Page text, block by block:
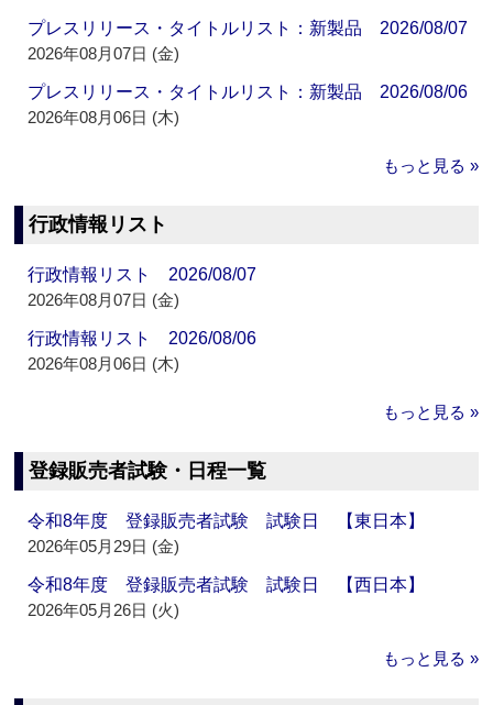
プレスリリース・タイトルリスト：新製品 2026/08/07
2026年08月07日 (金)
プレスリリース・タイトルリスト：新製品 2026/08/06
2026年08月06日 (木)
もっと見る »
行政情報リスト
行政情報リスト 2026/08/07
2026年08月07日 (金)
行政情報リスト 2026/08/06
2026年08月06日 (木)
もっと見る »
登録販売者試験・日程一覧
令和8年度 登録販売者試験 試験日 【東日本】
2026年05月29日 (金)
令和8年度 登録販売者試験 試験日 【西日本】
2026年05月26日 (火)
もっと見る »